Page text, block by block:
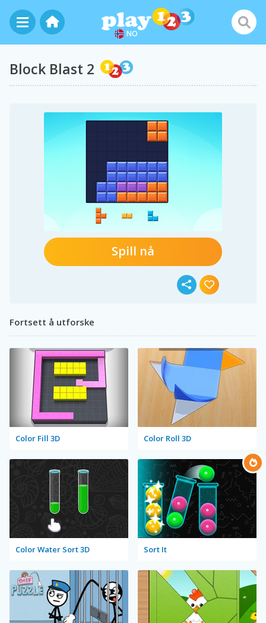
NO
Block Blast 2
Spill nå
Fortsett å utforske
Color Fill 3D Color Roll 3D
Color Water Sort 3D Sort It